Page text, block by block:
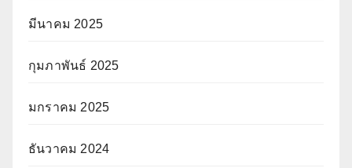
มีนาคม 2025
กุมภาพันธ์ 2025
มกราคม 2025
ธันวาคม 2024